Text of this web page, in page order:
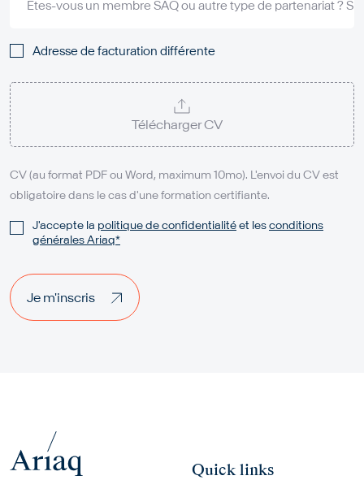
Êtes-vous un membre SAQ ou autre type de partenariat ? Si
Adresse de facturation différente
Télécharger CV
CV (au format PDF ou Word, maximum 10mo). L'envoi du CV est
obligatoire dans le cas d'une formation certifiante.
J'accepte la politique de confidentialitéet lesconditions
générales Ariaq*
Je m'inscris
Je m'inscris
Quick links